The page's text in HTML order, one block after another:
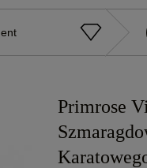
Primrose